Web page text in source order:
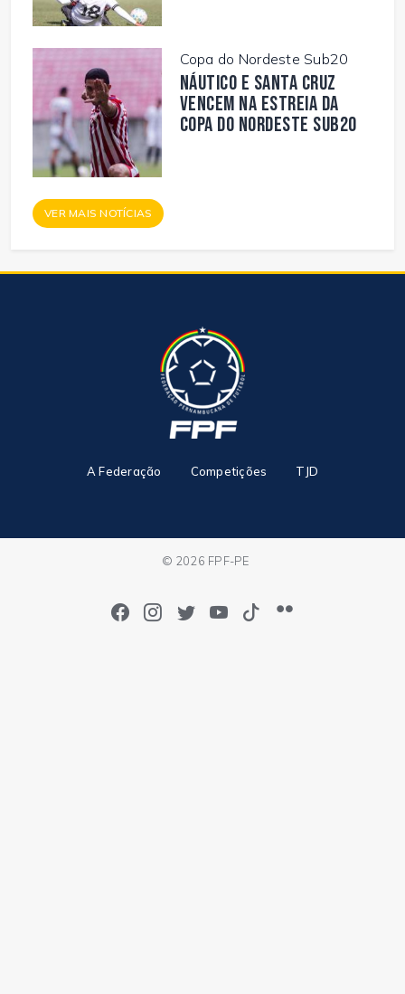
Copa do Nordeste Sub20
Náutico e Santa Cruz
vencem na estreia da
Copa do Nordeste Sub20
VER MAIS NOTÍCIAS
A Federação Competições TJD
© 2026 FPF-PE